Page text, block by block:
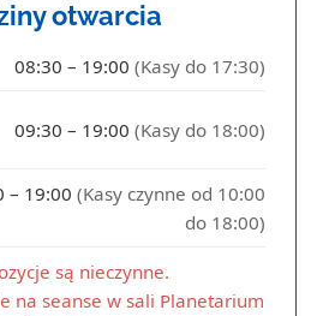
otwarcia
08:30 – 19:00 (Kasy do 17:30)
09:30 – 19:00 (Kasy do 18:00)
– 19:00 (Kasy czynne od 10:00
do 18:00)
są nieczynne.
na seanse w sali Planetarium